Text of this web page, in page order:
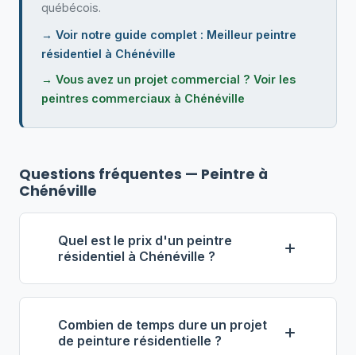
québécois.
→ Voir notre guide complet : Meilleur peintre
résidentiel à Chénéville
→ Vous avez un projet commercial ? Voir les
peintres commerciaux à Chénéville
Questions fréquentes — Peintre à
Chénéville
Quel est le prix d'un peintre
résidentiel à Chénéville ?
À Chénéville, le tarif horaire d'un
peintre résidentiel se situe
généralement entre 40 $ et 65 $ de
Combien de temps dure un projet
de peinture résidentielle ?